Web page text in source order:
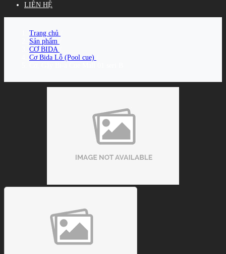
LIÊN HỆ
Trang chủ
Sản phẩm
CƠ BIDA
Cơ Bida Lỗ (Pool cue)